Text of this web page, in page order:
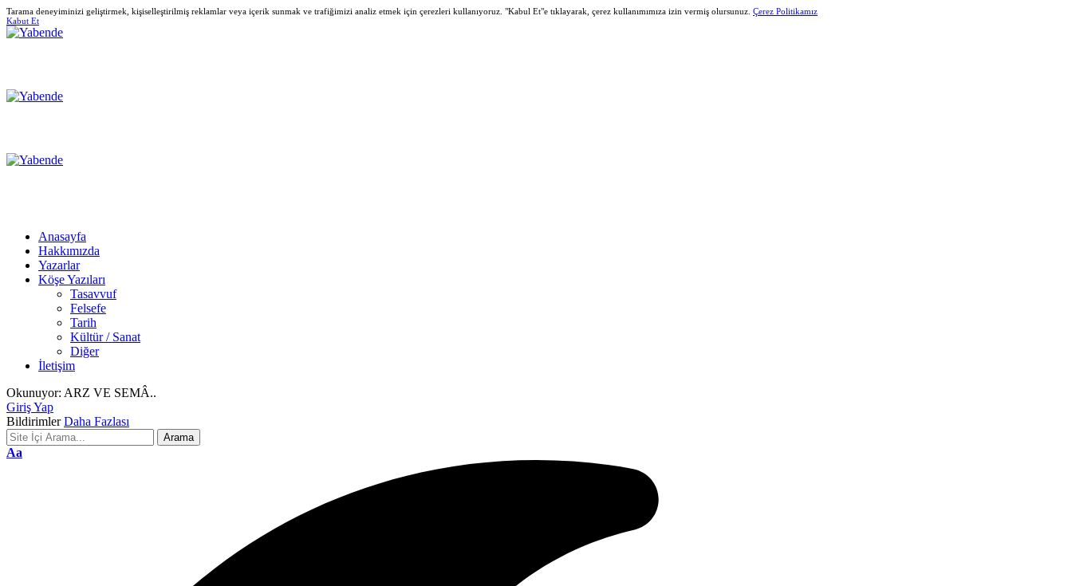
Tarama deneyiminizi geliştirmek, kişiselleştirilmiş reklamlar veya içerik sunmak ve trafiğimizi analiz etmek için çerezleri kullanıyoruz. "Kabul Et"e tıklayarak, çerez kullanımımıza izin vermiş olursunuz. Çerez Politikamız
Kabut Et
Anasayfa
Hakkımızda
Yazarlar
Köşe Yazıları
Tasavvuf
Felsefe
Tarih
Kültür / Sanat
Diğer
İletişim
Okunuyor: ARZ VE SEMÂ..
Giriş Yap
Bildirimler Daha Fazlası
Font
Aa